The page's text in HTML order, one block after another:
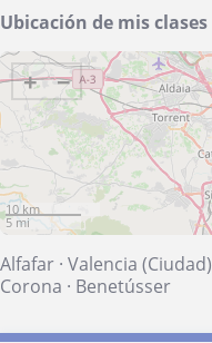
Ubicación de mis clases
+ −
10 km
5 mi
Alfafar · Valencia (Ciudad)
Corona · Benetússer